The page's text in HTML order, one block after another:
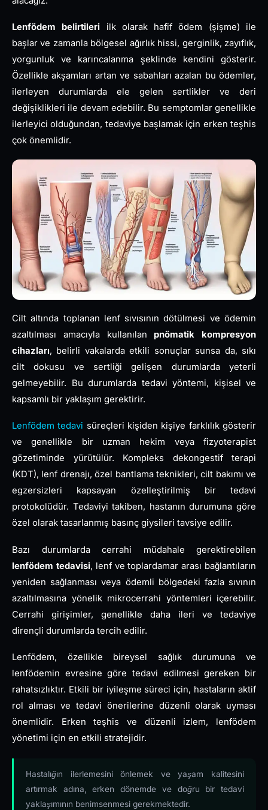
Lenfödem belirtileri ilk olarak hafif ödem (şişme) ile
başlar ve zamanla bölgesel ağırlık hissi, gerginlik, zayıflık,
yorgunluk ve karıncalanma şeklinde kendini gösterir.
Özellikle akşamları artan ve sabahları azalan bu ödemler,
ilerleyen durumlarda ele gelen sertlikler ve deri
değişiklikleri ile devam edebilir. Bu semptomlar genellikle
ilerleyici olduğundan, tedaviye başlamak için erken teşhis
çok önemlidir.
Cilt altında toplanan lenf sıvısının dötülmesi ve ödemin
azaltılması amacıyla kullanılan pnömatik kompresyon
cihazları, belirli vakalarda etkili sonuçlar sunsa da, sıkı
cilt dokusu ve sertliği gelişen durumlarda yeterli
gelmeyebilir. Bu durumlarda tedavi yöntemi, kişisel ve
kapsamlı bir yaklaşım gerektirir.
Lenfödem tedavi süreçleri kişiden kişiye farklılık gösterir
ve genellikle bir uzman hekim veya fizyoterapist
gözetiminde yürütülür. Kompleks dekongestif terapi
(KDT), lenf drenajı, özel bantlama teknikleri, cilt bakımı ve
egzersizleri kapsayan özelleştirilmiş bir tedavi
protokolüdür. Tedaviyi takiben, hastanın durumuna göre
özel olarak tasarlanmış basınç giysileri tavsiye edilir.
Bazı durumlarda cerrahi müdahale gerektirebilen
lenfödem tedavisi, lenf ve toplardamar arası bağlantıların
yeniden sağlanması veya ödemli bölgedeki fazla sıvının
azaltılmasına yönelik mikrocerrahi yöntemleri içerebilir.
Cerrahi girişimler, genellikle daha ileri ve tedaviye
dirençli durumlarda tercih edilir.
Lenfödem, özellikle bireysel sağlık durumuna ve
lenfödemin evresine göre tedavi edilmesi gereken bir
rahatsızlıktır. Etkili bir iyileşme süreci için, hastaların aktif
rol alması ve tedavi önerilerine düzenli olarak uyması
önemlidir. Erken teşhis ve düzenli izlem, lenfödem
yönetimi için en etkili stratejidir.
Hastalığın ilerlemesini önlemek ve yaşam kalitesini
artırmak adına, erken dönemde ve doğru bir tedavi
yaklaşımının benimsenmesi gerekmektedir.